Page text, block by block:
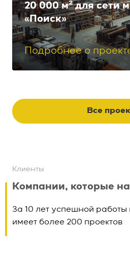
20 000 м² для сети
«Поиск»
Подробнее о
Все
Клиенты
Компании, которые
За 10 лет успешной
имеет более 200 проектов